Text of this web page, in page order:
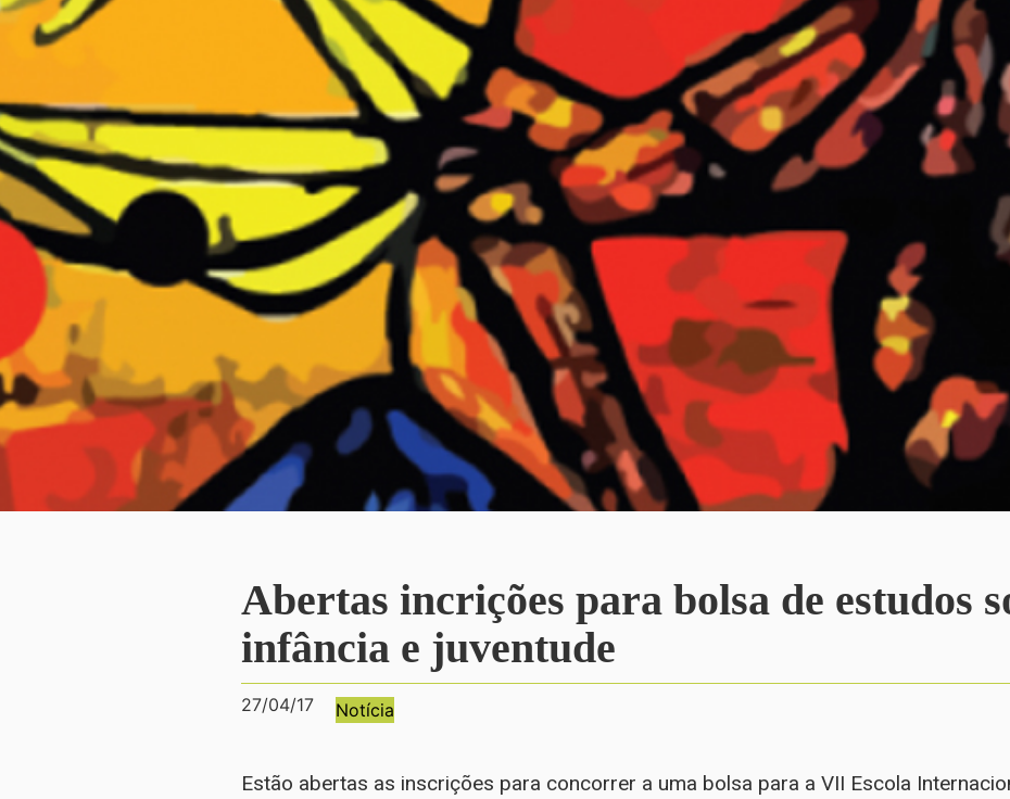
Abertas incrições para bolsa de estudos
infância e juventude
27/04/17 Notícia
Estão abertas as inscrições para concorrer a uma bolsa para a VII Escola